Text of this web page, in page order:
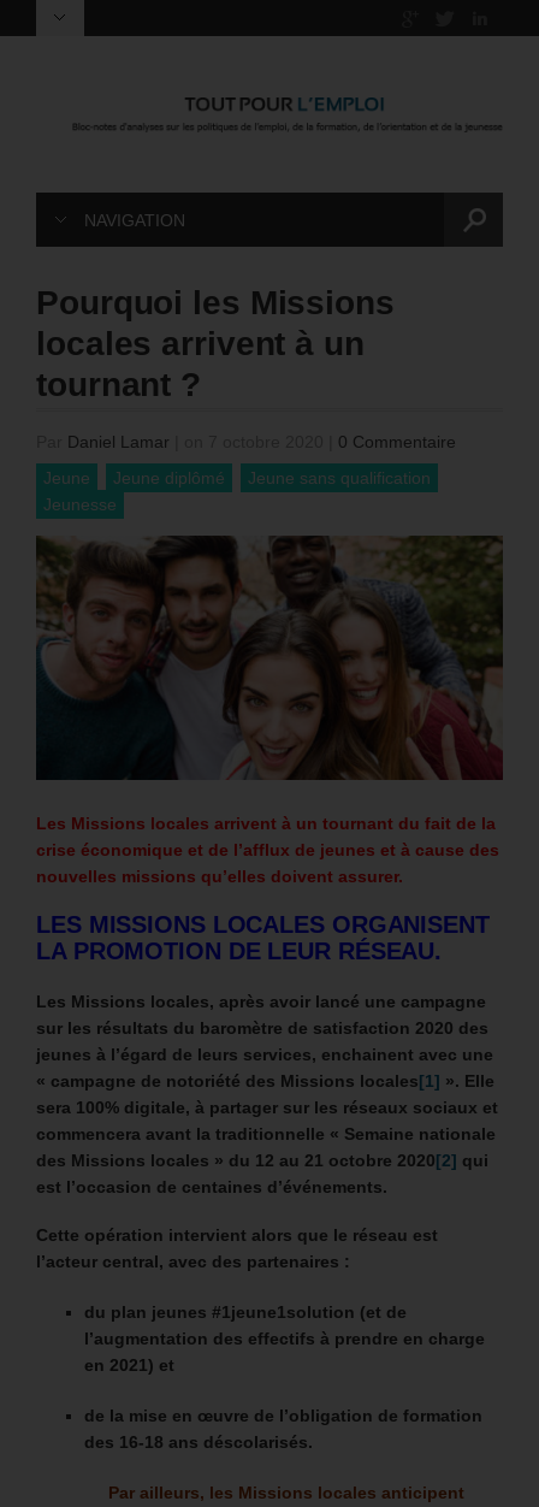
NAVIGATION
Pourquoi les Missions
locales arrivent à un
tournant ?
Daniel Lamar
0 Commentaire
Jeune
Jeune diplômé
Jeune sans qualification
Jeunesse
Les Missions locales arrivent à un tournant du fait de la
crise économique et de l’afflux de jeunes et à cause des
nouvelles missions qu’elles doivent assurer.
LES MISSIONS LOCALES ORGANISENT
LA PROMOTION DE LEUR RÉSEAU.
Les Missions locales, après avoir lancé une campagne
sur les résultats du baromètre de satisfaction 2020 des
jeunes à l’égard de leurs services, enchainent avec une
« campagne de notoriété des Missions locales[1] ». Elle
sera 100% digitale, à partager sur les réseaux sociaux et
commencera avant la traditionnelle « Semaine nationale
des Missions locales » du 12 au 21 octobre 2020[2] qui
est l’occasion de centaines d’événements.
Cette opération intervient alors que le réseau est
l’acteur central, avec des partenaires :
du plan jeunes #1jeune1solution (et de
l’augmentation des effectifs à prendre en charge
en 2021) et
de la mise en œuvre de l’obligation de formation
des 16-18 ans déscolarisés.
Par ailleurs, les Missions locales anticipent